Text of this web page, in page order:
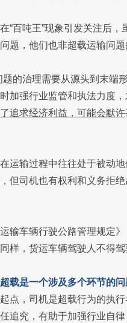
“百吨王”现象引发关注后
题，他们也非超载运输问
题的治理需要从源头到末端
加强行业监管和执法力度
追求经济利益，可能会默许
运输过程中往往处于被动
但司机也有权利和义务拒
输车辆行驶公路管理规定
样，货运车辆驾驶人不得
载是一个涉及多个环节的
点，司机是超载行为的执
追究，有助于加强行业自